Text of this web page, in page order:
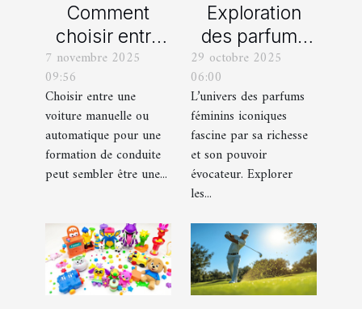
Comment
choisir entre
une voiture
manuelle ou
automatique
pour votre
formation de
conduite ?
7 novembre 2025
09:56
Choisir entre une
voiture manuelle ou
automatique pour une
formation de conduite
peut sembler être une...
Exploration
des parfums
féminins
iconiques et
leurs
variations
29 octobre 2025
06:00
L’univers des parfums
féminins iconiques
fascine par sa richesse
et son pouvoir
évocateur. Explorer
les...